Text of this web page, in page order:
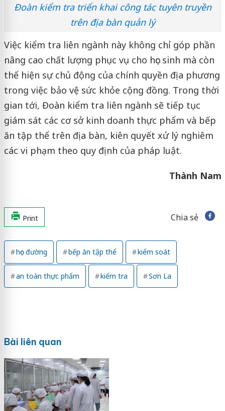
Đoàn kiểm tra triển khai công tác tuyên truyền
trên địa bàn quản lý
Việc kiểm tra liên ngành này không chỉ góp phần
nâng cao chất lượng phục vụ cho học sinh mà còn
thể hiện sự chủ động của chính quyền địa phương
trong việc bảo vệ sức khỏe cộng đồng. Trong thời
gian tới, Đoàn kiểm tra liên ngành sẽ tiếp tục
giám sát các cơ sở kinh doanh thực phẩm và bếp
ăn tập thể trên địa bàn, kiên quyết xử lý nghiêm
các vi phạm theo quy định của pháp luật.
Thành Nam
Print Chia sẻ
học đường bếp ăn tập thể kiểm soát
an toàn thực phẩm kiểm tra Sơn La
Bài liên quan